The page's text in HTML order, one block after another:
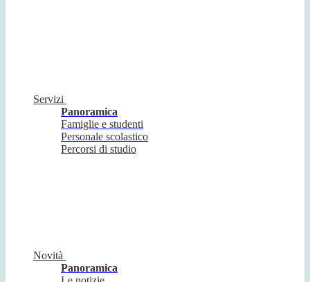
Servizi
Panoramica
Famiglie e studenti
Personale scolastico
Percorsi di studio
Novità
Panoramica